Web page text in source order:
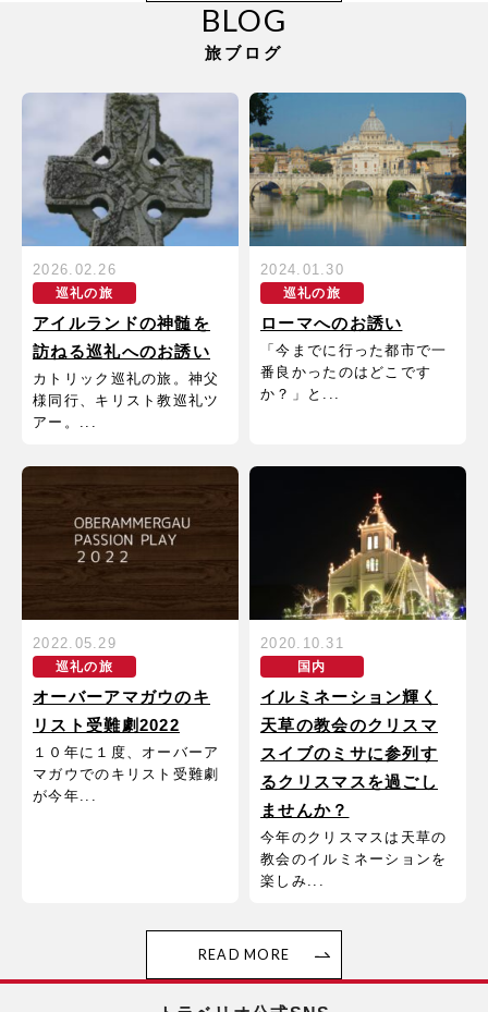
BLOG
旅ブログ
2026.02.26
巡礼の旅
アイルランドの神髄を
訪ねる巡礼へのお誘い
カトリック巡礼の旅。神父
様同行、キリスト教巡礼ツ
アー。...
2024.01.30
巡礼の旅
ローマへのお誘い
「今までに行った都市で一
番良かったのはどこです
か？」と...
2022.05.29
巡礼の旅
オーバーアマガウのキ
リスト受難劇2022
１０年に１度、オーバーア
マガウでのキリスト受難劇
が今年...
2020.10.31
国内
イルミネーション輝く
天草の教会のクリスマ
スイブのミサに参列す
るクリスマスを過ごし
ませんか？
今年のクリスマスは天草の
教会のイルミネーションを
楽しみ...
READ MORE